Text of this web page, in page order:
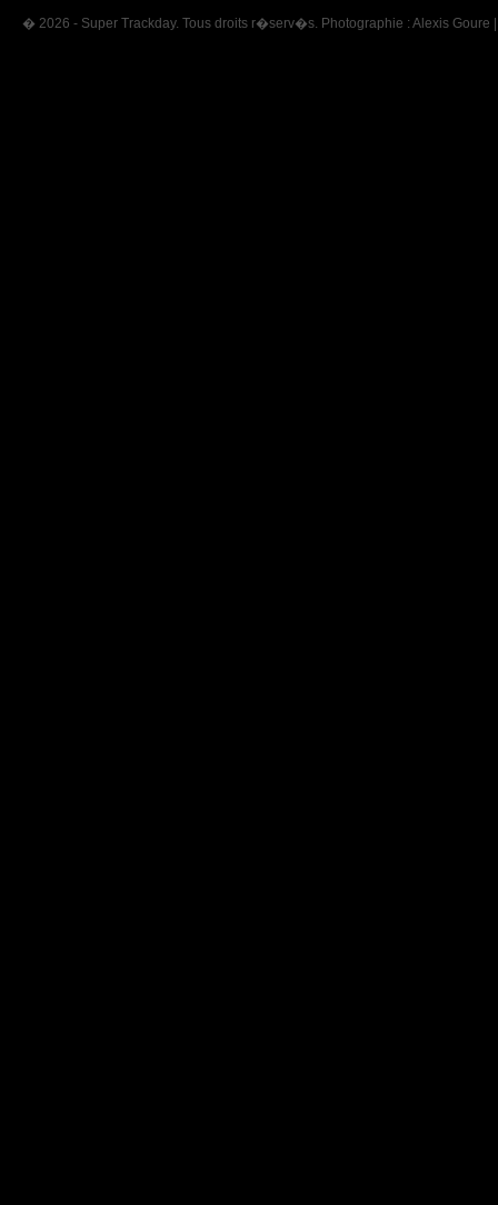
� 2026 - Super Trackday. Tous droits r�serv�s. Photographie : Alexis Goure